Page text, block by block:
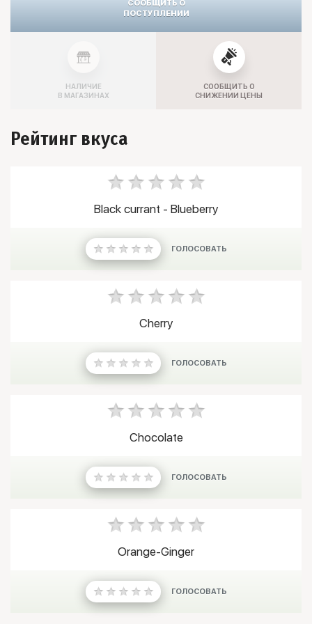
СООБЩИТЬ О
ПОСТУПЛЕНИИ
НАЛИЧИЕ
В МАГАЗИНАХ
СООБЩИТЬ О
СНИЖЕНИИ ЦЕНЫ
Рейтинг вкуса
Black currant - Blueberry
ГОЛОСОВАТЬ
Cherry
ГОЛОСОВАТЬ
Chocolate
ГОЛОСОВАТЬ
Orange-Ginger
ГОЛОСОВАТЬ